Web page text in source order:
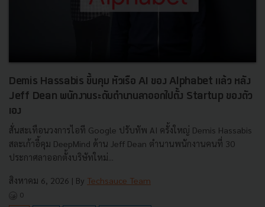
Demis Hassabis ขึ้นคุม หัวเรือ AI ของ Alphabet แล้ว หลัง
Jeff Dean พนักงานระดับตำนานลาออกไปตั้ง Startup ของตัว
เอง
สั่นสะเทือนวงการไอที Google ปรับทัพ AI ครั้งใหญ่ Demis Hassabis
สละเก้าอี้คุม DeepMind ด้าน Jeff Dean ตำนานพนักงานคนที่ 30
ประกาศลาออกตั้งบริษัทใหม่...
สิงหาคม 6, 2026 | By Techsauce Team
0